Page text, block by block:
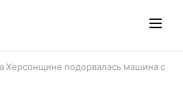
Херсонщине подорвалась машина с